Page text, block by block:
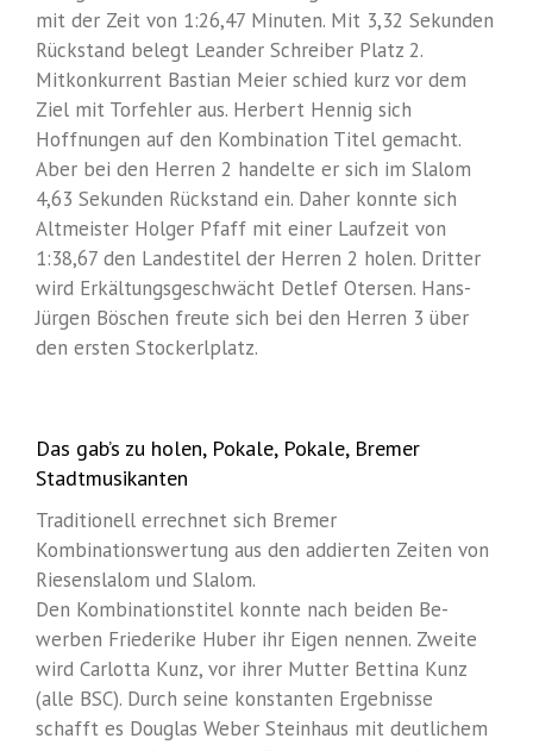
mit der Zeit von 1:26,47 Minuten. Mit 3,32 Sekunden
Rückstand belegt Leander Schreiber Platz 2.
Mitkonkurrent Bastian Meier schied kurz vor dem
Ziel mit Torfehler aus. Herbert Hennig sich
Hoffnungen auf den Kombination Titel gemacht.
Aber bei den Herren 2 handelte er sich im Slalom
4,63 Sekunden Rückstand ein. Daher konnte sich
Altmeister Holger Pfaff mit einer Laufzeit von
1:38,67 den Landestitel der Herren 2 holen. Dritter
wird Erkältungsgeschwächt Detlef Otersen. Hans-
Jürgen Böschen freute sich bei den Herren 3 über
den ersten Stockerlplatz.
Das gab’s zu holen, Pokale, Pokale, Bremer
Stadtmusikanten
Traditionell errechnet sich Bremer
Kombinationswertung aus den addierten Zeiten von
Riesenslalom und Slalom.
Den Kombinationstitel konnte nach beiden Be-
werben Friederike Huber ihr Eigen nennen. Zweite
wird Carlotta Kunz, vor ihrer Mutter Bettina Kunz
(alle BSC). Durch seine konstanten Ergebnisse
schafft es Douglas Weber Steinhaus mit deutlichem